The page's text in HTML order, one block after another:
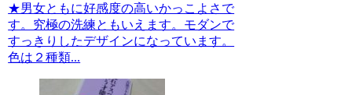
★男女ともに好感度の高いかっこよさで
す。究極の洗練ともいえます。モダンで
すっきりしたデザインになっています。
色は２種類...